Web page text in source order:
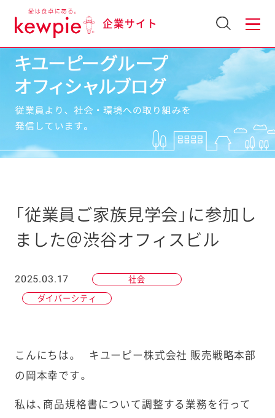
企業サイト
「従業員ご家族見学会」に参加し
ました＠渋谷オフィスビル
2025.03.17 社会
ダイバーシティ
こんにちは。 キユーピー株式会社 販売戦略本部
の岡本幸です。
私は、商品規格書について調整する業務を行って